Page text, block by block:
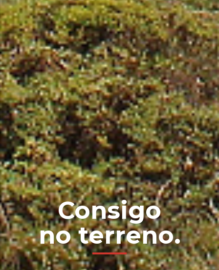
Consigo
no terreno.